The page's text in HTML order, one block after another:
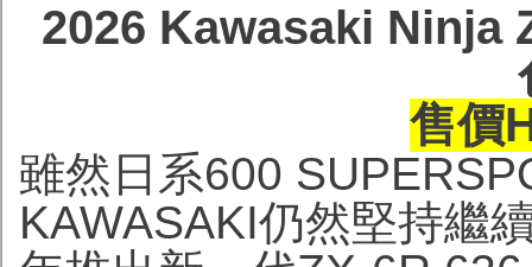
2026 Kawasaki Ninja
售價
雖然日系600
KAWASAKI仍然堅持繼